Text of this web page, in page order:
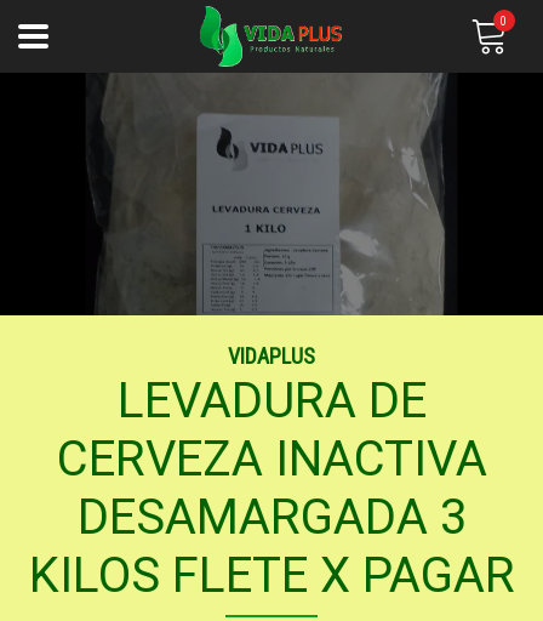
0
VIDAPLUS
LEVADURA DE
CERVEZA INACTIVA
DESAMARGADA 3
KILOS FLETE X PAGAR